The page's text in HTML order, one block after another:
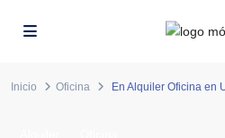
Inicio Oficina En Alquiler Oficina en